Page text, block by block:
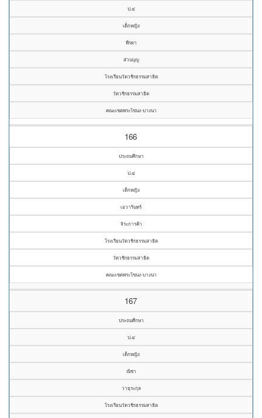
ป.๔
เด็กหญิง
พีรดา
ส่วนบุญ
โรงเรียนวัดวชิรธรรมสาธิต
วัดวชิรธรรมสาธิต
คณะเขตพระโขนง-บางนา
166
ประถมศึกษา
ป.๔
เด็กหญิง
เอวารินทร์
จิระการค้า
โรงเรียนวัดวชิรธรรมสาธิต
วัดวชิรธรรมสาธิต
คณะเขตพระโขนง-บางนา
167
ประถมศึกษา
ป.๔
เด็กหญิง
ณิชา
วายุระกุล
โรงเรียนวัดวชิรธรรมสาธิต